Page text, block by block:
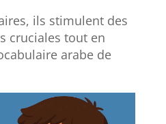
ils stimulent des
cruciales tout en
arabe de